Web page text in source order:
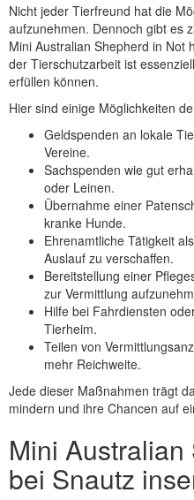
Nicht jeder Tierfreund hat die
aufzunehmen. Dennoch gibt es
Mini Australian Shepherd in Not
der Tierschutzarbeit ist
erfüllen können.
Hier sind einige Möglichkeiten
Geldspenden an lokale
Vereine.
Sachspenden wie gut
oder Leinen.
Übernahme einer
kranke Hunde.
Ehrenamtliche Tätigkeit
Auslauf zu verschaffen.
Bereitstellung einer
zur Vermittlung
Hilfe bei Fahrdiensten
Tierheim.
Teilen von
mehr Reichweite.
Jede dieser Maßnahmen trägt
mindern und ihre Chancen auf
Mini
bei Snautz